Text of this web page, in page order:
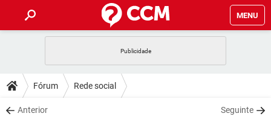
MENU
CELULAR
OUTLOOK
DICAS
JOGOS
DOWNLOADS
Fórum Rede social
Anterior Seguinte